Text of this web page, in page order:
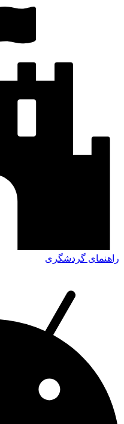
راهنمای گردشگری